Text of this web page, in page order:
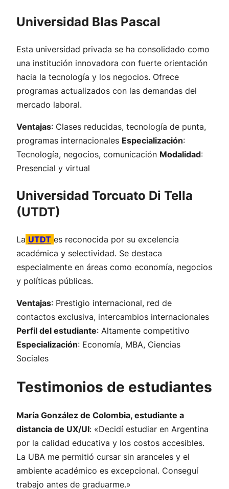
Universidad Blas Pascal
Esta universidad privada se ha consolidado como
una institución innovadora con fuerte orientación
hacia la tecnología y los negocios. Ofrece
programas actualizados con las demandas del
mercado laboral.
Ventajas: Clases reducidas, tecnología de punta,
programas internacionales Especialización:
Tecnología, negocios, comunicación Modalidad:
Presencial y virtual
Universidad Torcuato Di Tella
(UTDT)
La UTDT es reconocida por su excelencia
académica y selectividad. Se destaca
especialmente en áreas como economía, negocios
y políticas públicas.
Ventajas: Prestigio internacional, red de
contactos exclusiva, intercambios internacionales
Perfil del estudiante: Altamente competitivo
Especialización: Economía, MBA, Ciencias
Sociales
Testimonios de estudiantes
María González de Colombia, estudiante a
distancia de UX/UI: «Decidí estudiar en Argentina
por la calidad educativa y los costos accesibles.
La UBA me permitió cursar sin aranceles y el
ambiente académico es excepcional. Conseguí
trabajo antes de graduarme.»